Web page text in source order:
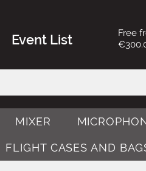
Event List
Free
MIXER
FLIGHT CASES AND